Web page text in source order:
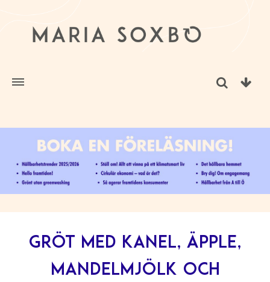
Gröt med kanel, äpple,
mandelmjölk och